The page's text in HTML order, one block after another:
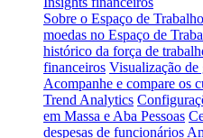
Sobre o Espaço de
moedas no Espaço de
histórico da força de
financeiros Visualização de
Acompanhe e compare os
Trend Analytics
em Massa e Aba Pessoas
despesas de funcionários